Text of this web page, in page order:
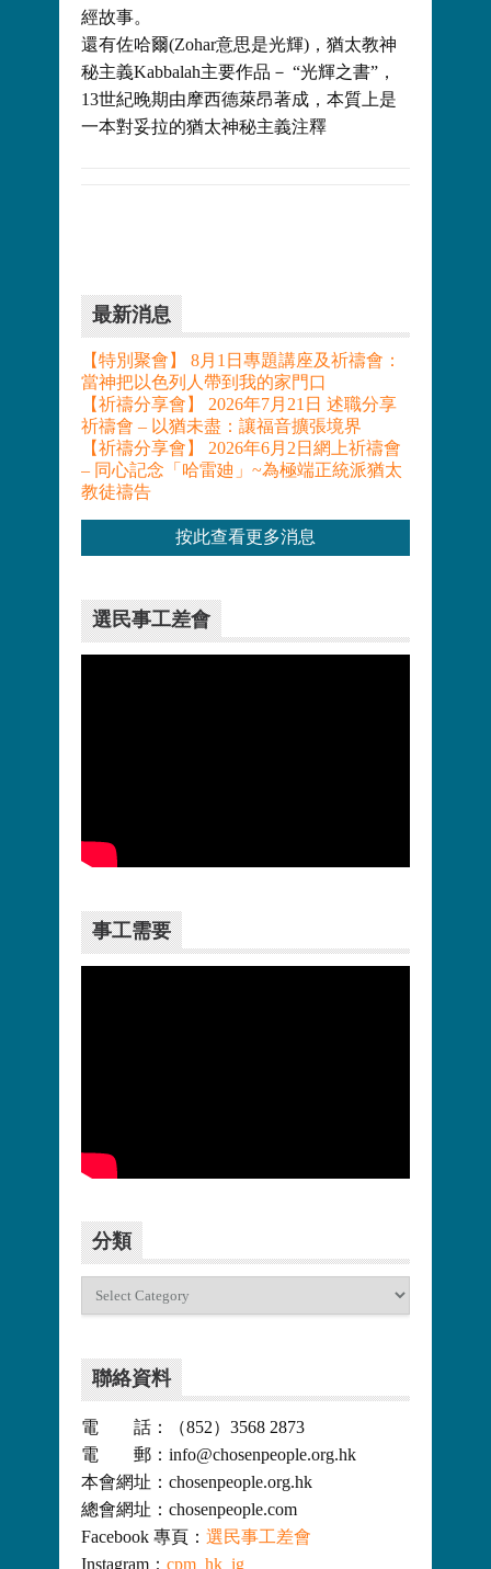
經故事。
還有佐哈爾(Zohar意思是光輝)，猶太教神
秘主義Kabbalah主要作品－ “光輝之書”，
13世紀晚期由摩西德萊昂著成，本質上是
一本對妥拉的猶太神秘主義注釋
最新消息
【特別聚會】 8月1日專題講座及祈禱會：
當神把以色列人帶到我的家門口
【祈禱分享會】 2026年7月21日 述職分享
祈禱會 – 以猶未盡：讓福音擴張境界
【祈禱分享會】 2026年6月2日網上祈禱會
– 同心記念「哈雷廸」~為極端正統派猶太
教徒禱告
按此查看更多消息
選民事工差會
事工需要
分類
聯絡資料
電 話：（852）3568 2873
電 郵：info@chosenpeople.org.hk
本會網址：chosenpeople.org.hk
總會網址：chosenpeople.com
Facebook 專頁： 選民事工差會
Instagram： cpm_hk_ig